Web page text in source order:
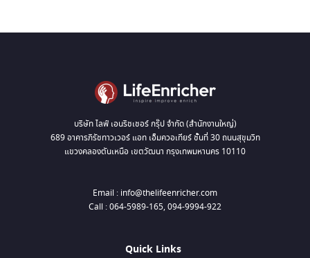
บริษัท ไลฟ์ เอนริชเชอร์ กรุ๊ป จำกัด (สำนักงานใหญ่)
689 อาคารภิรัชทาวเวอร์ แอท เอ็มควอเทียร์ ชั้นที่ 30 ถนนสุขุมวิท
แขวงคลองตันเหนือ เขตวัฒนา กรุงเทพมหานคร 10110
Email : info@thelifeenricher.com
Call : 064-5989-165, 094-9994-922
Quick Links